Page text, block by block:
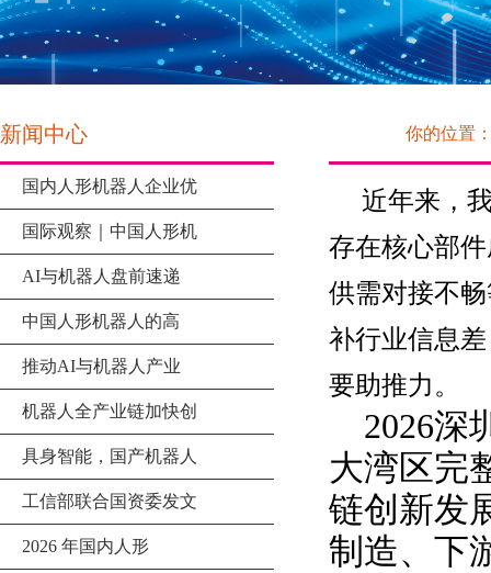
新闻中心
国内人形机器人企业优
国际观察｜中国人形机
AI与机器人盘前速递
中国人形机器人的高
推动AI与机器人产业
机器人全产业链加快创
具身智能，国产机器人
工信部联合国资委发文
2026 年国内人形
你的位置
近年来，我
存在核心部
供需对接不
补行业信息
要助推力。
2026深
大湾区完
链创新发
制造、下